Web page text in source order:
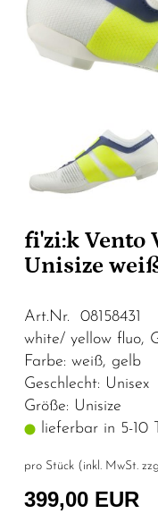
fi'zi:k Vento
Unisize
Art.Nr. 08158431
white/ yellow fluo,
Farbe: weiß, gelb
Geschlecht: Unisex
Größe: Unisize
lieferbar in 5-10
pro Stück (inkl. MwSt.
399,00 EUR